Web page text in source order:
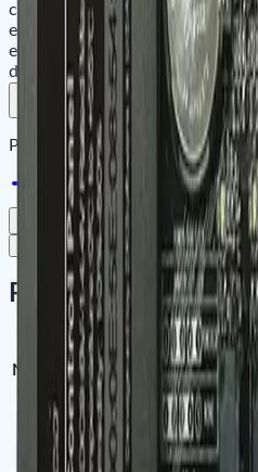
conservation et une analyse
est conçu pour fournir un
environnements, offrant des
des performances robustes.
Retour aux produits Ajouter
Partager le site sur :
Copier le lien pour partager
Caractéristiques
Paramètres
NumberofDoorsControlled
NumberofReadersSupported
TypesofReadersSupported
NumberofInputs